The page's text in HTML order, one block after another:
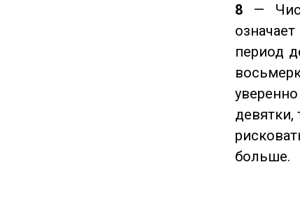
8 —
период
девятки,
больше.